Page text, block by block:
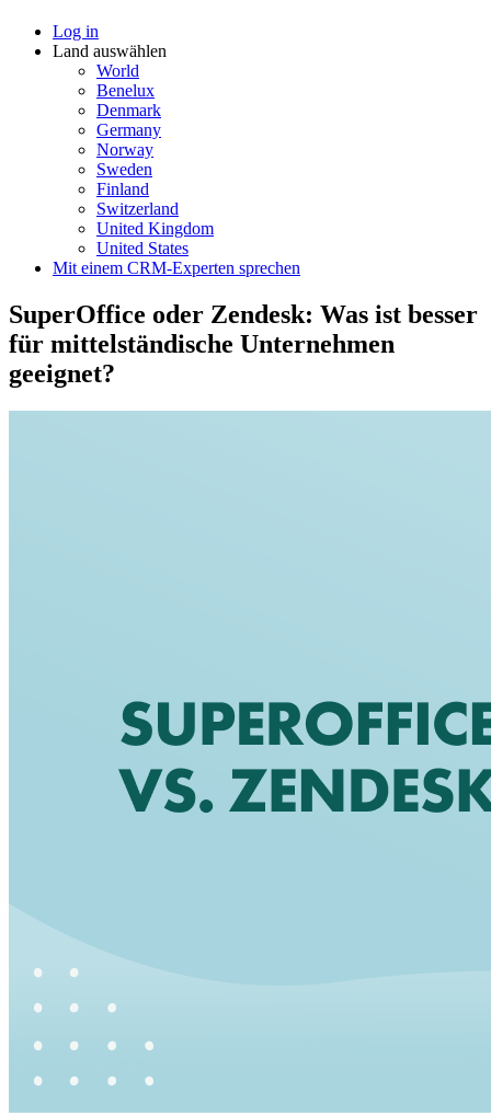
Log in
Land auswählen
World
Benelux
Denmark
Germany
Norway
Sweden
Finland
Switzerland
United Kingdom
United States
Mit einem CRM-Experten sprechen
SuperOffice oder Zendesk: Was ist besser
für mittelständische Unternehmen
geeignet?